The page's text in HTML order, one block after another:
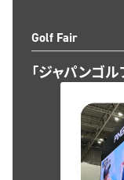
Golf Fair
「ジャパンゴ